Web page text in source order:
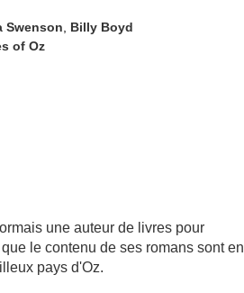
Swenson
Billy Boyd
of Oz
une auteur de livres pour
le contenu de ses romans sont en
pays d'Oz.